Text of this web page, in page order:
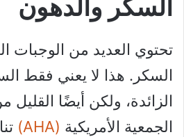
السكر والدهون
تحتوي العديد من الوجبات
السكر. هذا لا يعني فقط
الزائدة، ولكن أيضًا القليل
الجمعية الأمريكية (AHA)